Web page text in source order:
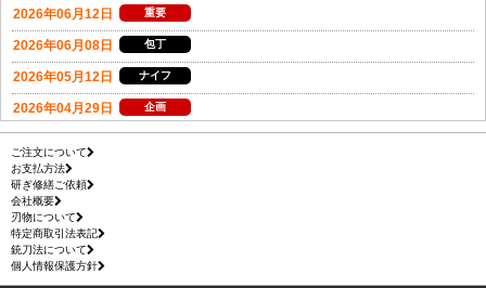
ご注文について
お支払方法
研ぎ修繕ご依頼
会社概要
刃物について
特定商取引法表記
銃刀法について
個人情報保護方針